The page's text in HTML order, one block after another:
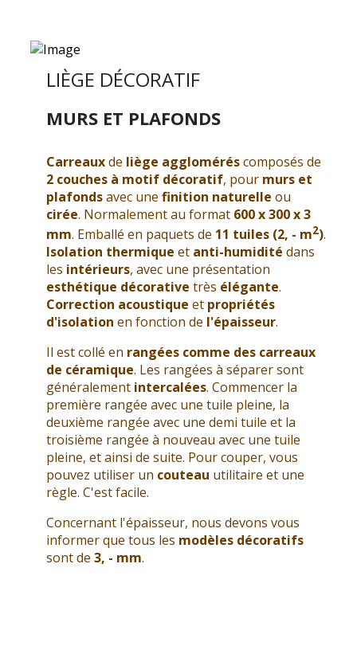
LIÈGE DÉCORATIF
MURS ET PLAFONDS
Carreauxde liège aggloméréscomposés de
2 couches à motif décoratif, pour murs et
plafondsavec une finition naturelle ou
cirée. Normalement au format 600 x 300 x 3
mm. Emballé en paquets de 11 tuiles (2, - m2).
Isolation thermique et anti-humidité dans
les intérieurs, avec une présentation
esthétique décorative très élégante.
Correction acoustique et propriétés
d'isolation en fonction de l'épaisseur.
Il est collé en rangées comme des carreaux
de céramique. Les rangées à séparer sont
généralement intercalées. Commencer la
première rangée avec une tuile pleine, la
deuxième rangée avec une demi tuile et la
troisième rangée à nouveau avec une tuile
pleine, et ainsi de suite. Pour couper, vous
pouvez utiliser un couteau utilitaire et une
règle. C'est facile.
Concernant l'épaisseur, nous devons vous
informer que tous les modèles décoratifs
sont de 3, - mm.